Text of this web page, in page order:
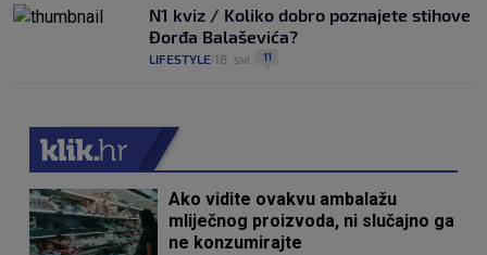
N1 kviz / Koliko dobro poznajete stihove
Đorđa Balaševića?
LIFESTYLE 18. svi. 11
Ako vidite ovakvu ambalažu
mliječnog proizvoda, ni slučajno ga
ne konzumirajte